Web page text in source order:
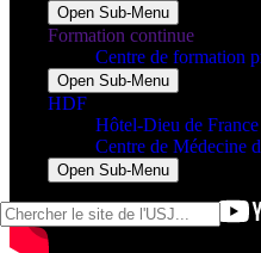
Open Sub-Menu
Formation continue
Centre de formation
Open Sub-Menu
HDF
Hôtel-Dieu de France
Centre de Médecine
Open Sub-Menu